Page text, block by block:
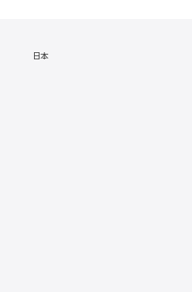
日本